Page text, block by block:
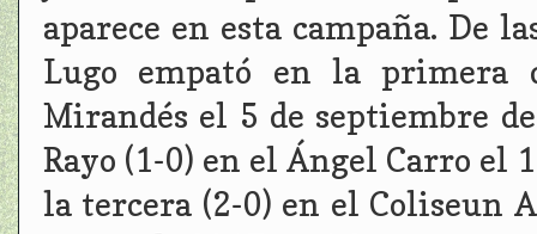
aparece en esta campaña. De
Lugo empató en la primera
Mirandés el 5 de septiembre
Rayo (1-0) en el Ángel Carro el
la tercera (2-0) en el Coliseun